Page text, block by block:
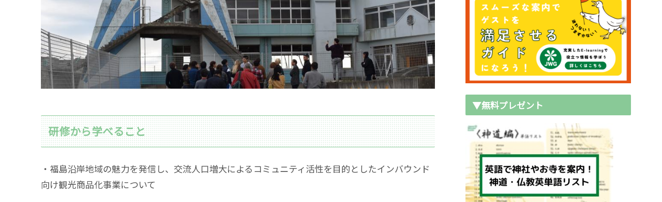
研修から学べること
・福島沿岸地域の魅⼒を発信し、交流⼈⼝増大によるコミュニティ活性を目的としたインバウンド
向け観光商品化事業について
▼無料プレゼント